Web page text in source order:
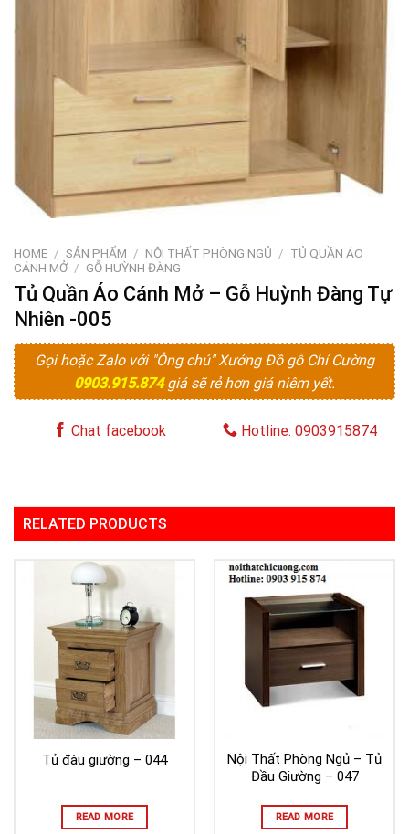
HOME / SẢN PHẨM / NỘI THẤT PHÒNG NGỦ / TỦ QUẦN ÁO
CÁNH MỞ / GỖ HUỲNH ĐÀNG
Tủ Quần Áo Cánh Mở – Gỗ Huỳnh Đàng Tự
Nhiên -005
Gọi hoặc Zalo với "Ông chủ" Xưởng Đồ gỗ Chí Cường
0903.915.874giá sẽ rẻ hơn giá niêm yết.
Chat facebook Hotline: 0903915874
RELATED PRODUCTS
Tủ đàu giường – 044
READ MORE
Nội Thất Phòng Ngủ – Tủ
Đầu Giường – 047
READ MORE